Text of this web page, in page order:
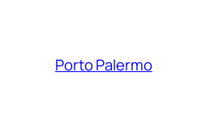
Porto Palermo